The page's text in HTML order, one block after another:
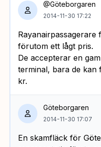
@Göteborgaren
2014-11-30 17:22
Rayanairpassagerare
förutom ett lågt pris.
De accepterar en
terminal, bara de
kr.
Göteborgaren
2014-11-30 17:07
En skamfläck för